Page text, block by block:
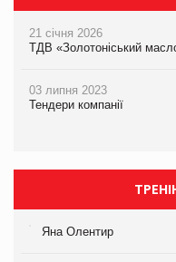
21 січня 2026
ТДВ «Золотоніський
03 липня 2023
Тендери компанії
Яна Олентир